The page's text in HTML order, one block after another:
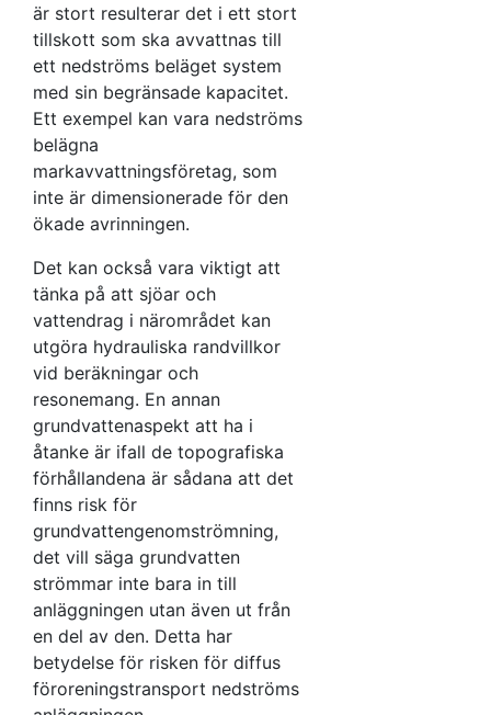
är stort resulterar det i ett stort
tillskott som ska avvattnas till
ett nedströms beläget system
med sin begränsade kapacitet.
Ett exempel kan vara nedströms
belägna
markavvattningsföretag, som
inte är dimensionerade för den
ökade avrinningen.
Det kan också vara viktigt att
tänka på att sjöar och
vattendrag i närområdet kan
utgöra hydrauliska randvillkor
vid beräkningar och
resonemang. En annan
grundvattenaspekt att ha i
åtanke är ifall de topografiska
förhållandena är sådana att det
finns risk för
grundvattengenomströmning,
det vill säga grundvatten
strömmar inte bara in till
anläggningen utan även ut från
en del av den. Detta har
betydelse för risken för diffus
föroreningstransport nedströms